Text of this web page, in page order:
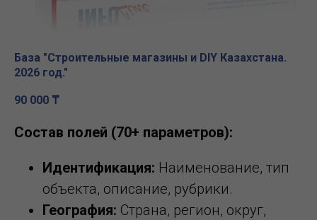
База "Строительные магазины и DIY Казахстана.
2026 год."
90 000 ₸
Состав полей (70+ параметров):
Идентификация: Наименование, тип
объекта, описание, рубрики.
География: Страна, регион, округ,